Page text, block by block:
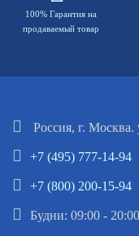
100% Гарантия на
продаваемый товар
Россия, г.
+7 (495) 777-14-94
+7 (800) 200-15-94
Будни: 09:00 - 20:00